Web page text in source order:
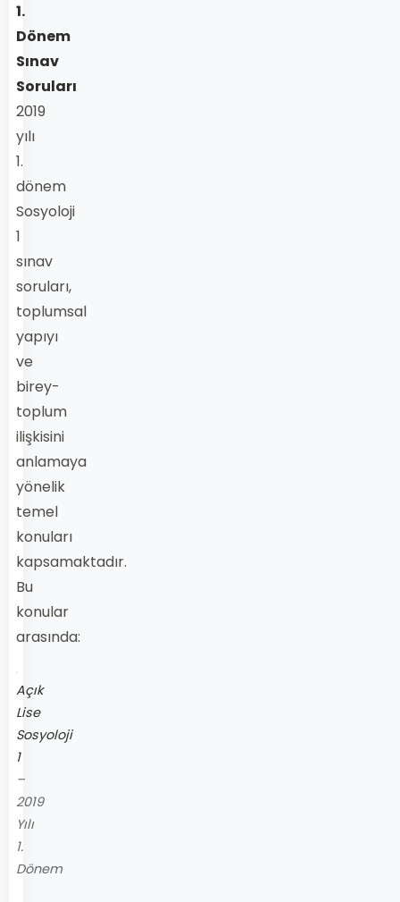
1.
Dönem
Sınav
Soruları
2019
yılı
1.
dönem
Sosyoloji
1
sınav
soruları,
toplumsal
yapıyı
ve
birey-
toplum
ilişkisini
anlamaya
yönelik
temel
konuları
kapsamaktadır.
Bu
konular
arasında:
Açık
Lise
Sosyoloji
1
–
2019
Yılı
1.
Dönem